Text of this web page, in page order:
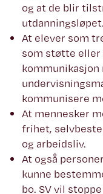
og at de blir
utdanningsløpet.
At elever som
som støtte eller
kommunisere
At mennesker
frihet,
og arbeidsliv.
At også
kunne
bo. SV vil